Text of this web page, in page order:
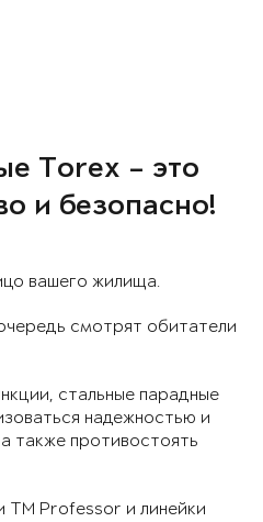
Torex – это
и безопасно!
вашего жилища.
смотрят обитатели
стальные парадные
надежностью и
также противостоять
ТМ Professor и линейки